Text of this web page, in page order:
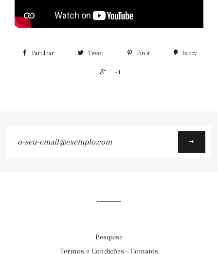
Partilhar Tweet Pin it Fancy
+1
Pesquise
Termos e Condições - Contatos